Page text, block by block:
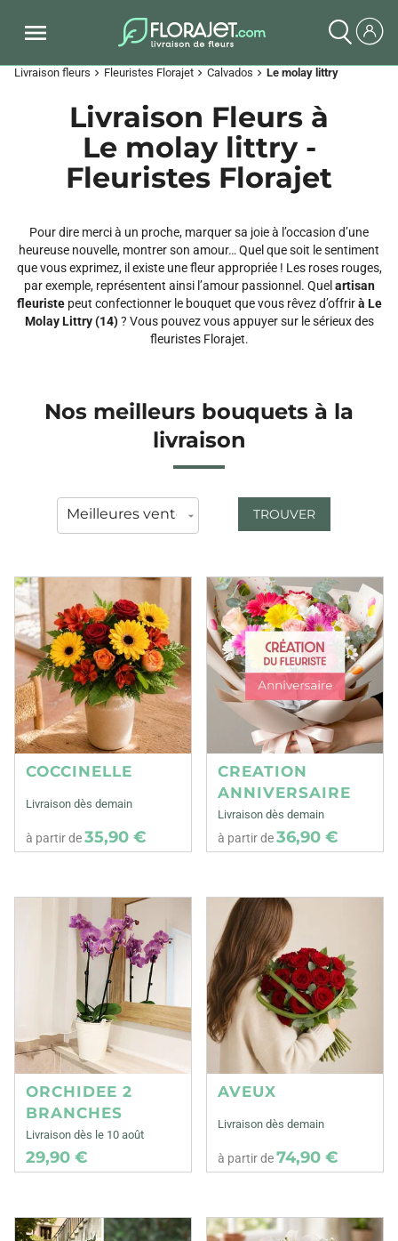
Livraison fleurs chevron_right Fleuristes Florajet chevron_right Calvados chevron_right Le molay littry
Livraison Fleurs à
Le molay littry -
Fleuristes Florajet
Pour dire merci à un proche, marquer sa joie à l’occasion d’une
heureuse nouvelle, montrer son amour… Quel que soit le sentiment
que vous exprimez, il existe une fleur appropriée ! Les roses rouges,
par exemple, représentent ainsi l’amour passionnel. Quel artisan
fleuristepeut confectionner le bouquet que vous rêvez d’offrirà Le
Molay Littry (14)? Vous pouvez vous appuyer sur le sérieux des
fleuristes Florajet.
Nos meilleurs bouquets à la
livraison
TROUVER
COCCINELLE
Livraison dès demain
à partir de35,90 €
CREATION
ANNIVERSAIRE
Livraison dès demain
à partir de36,90 €
ORCHIDEE 2
BRANCHES
Livraison dès le 10 août
29,90 €
AVEUX
Livraison dès demain
à partir de74,90 €